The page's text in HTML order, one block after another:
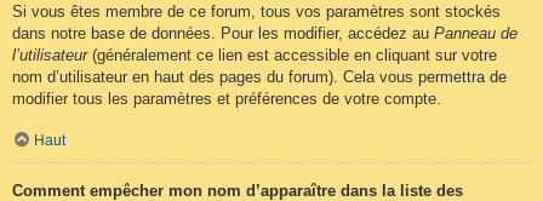
Si vous êtes membre de ce forum, tous vos paramètres sont stockés
dans notre base de données. Pour les modifier, accédez au Panneau de
l’utilisateur(généralement ce lien est accessible en cliquant sur votre
nom d’utilisateur en haut des pages du forum). Cela vous permettra de
modifier tous les paramètres et préférences de votre compte.
Haut
Comment empêcher mon nom d’apparaître dans la liste des